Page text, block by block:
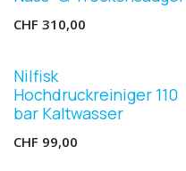
CHF 310,00
Top Produkt
Nilfisk
Hochdruckreiniger 110
bar Kaltwasser
CHF 99,00